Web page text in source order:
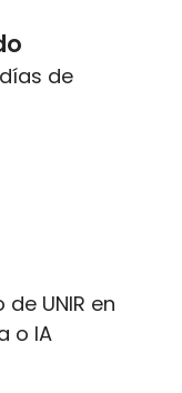
de
UNIR en
o IA